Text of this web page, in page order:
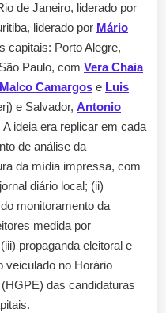
de Janeiro, liderado por
liderado por Mário
capitais: Porto Alegre,
Paulo, com Vera Chaia
Malco Camargos e Luis
e Salvador, Antonio
A ideia era replicar em cada
de análise da
da mídia impressa, com
diário local; (ii)
monitoramento da
medida por
propaganda eleitoral e
veiculado no Horário
das candidaturas